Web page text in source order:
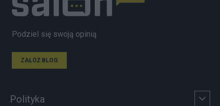
Podziel się swoją opinią
ZAŁÓŻ BLOG
Polityka